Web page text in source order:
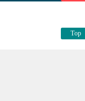
Top